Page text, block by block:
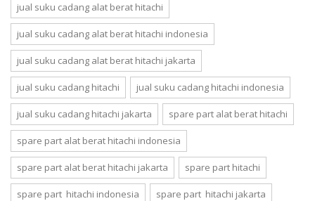
jual suku cadang alat berat hitachi
jual suku cadang alat berat hitachi indonesia
jual suku cadang alat berat hitachi jakarta
jual suku cadang hitachi jual suku cadang hitachi indonesia
jual suku cadang hitachi jakarta spare part alat berat hitachi
spare part alat berat hitachi indonesia
spare part alat berat hitachi jakarta spare part hitachi
spare part hitachi indonesia spare part hitachi jakarta